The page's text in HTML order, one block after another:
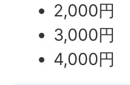
2,000円
3,000円
4,000円